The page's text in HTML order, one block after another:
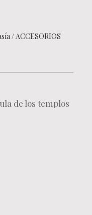
/ACCESORIOS
de los templos